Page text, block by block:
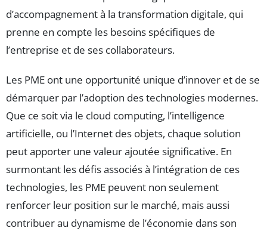
d’accompagnement à la transformation digitale, qui
prenne en compte les besoins spécifiques de
l’entreprise et de ses collaborateurs.
Les PME ont une opportunité unique d’innover et de se
démarquer par l’adoption des technologies modernes.
Que ce soit via le cloud computing, l’intelligence
artificielle, ou l’Internet des objets, chaque solution
peut apporter une valeur ajoutée significative. En
surmontant les défis associés à l’intégration de ces
technologies, les PME peuvent non seulement
renforcer leur position sur le marché, mais aussi
contribuer au dynamisme de l’économie dans son